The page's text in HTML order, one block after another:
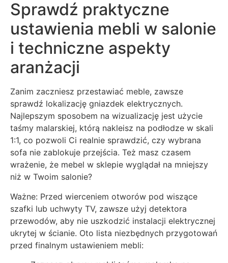
Sprawdź praktyczne
ustawienia mebli w salonie
i techniczne aspekty
aranżacji
Zanim zaczniesz przestawiać meble, zawsze
sprawdź lokalizację gniazdek elektrycznych.
Najlepszym sposobem na wizualizację jest użycie
taśmy malarskiej, którą nakleisz na podłodze w skali
1:1, co pozwoli Ci realnie sprawdzić, czy wybrana
sofa nie zablokuje przejścia. Też masz czasem
wrażenie, że mebel w sklepie wyglądał na mniejszy
niż w Twoim salonie?
Ważne: Przed wierceniem otworów pod wiszące
szafki lub uchwyty TV, zawsze użyj detektora
przewodów, aby nie uszkodzić instalacji elektrycznej
ukrytej w ścianie. Oto lista niezbędnych przygotowań
przed finalnym ustawieniem mebli: